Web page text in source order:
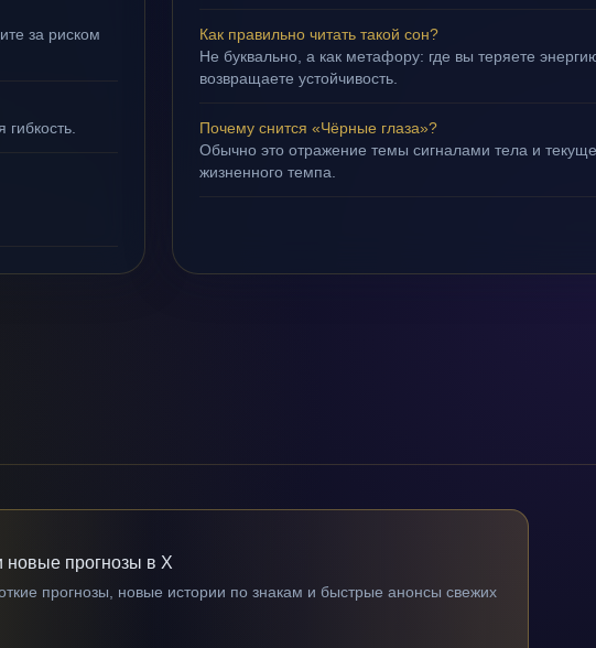
за риском
Как правильно читать такой сон?
Не буквально, а как метафору: где вы теряете
возвращаете устойчивость.
Почему снится «Чёрные глаза»?
Обычно это отражение темы сигналами тела и
жизненного темпа.
новые прогнозы в X
прогнозы, новые истории по знакам и быстрые анонсы свежих